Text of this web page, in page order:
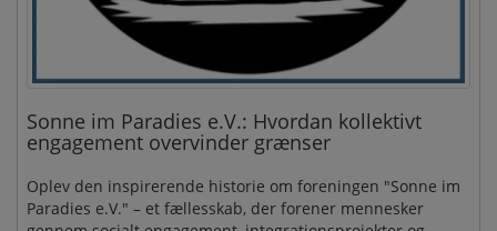
Sonne im Paradies e.V.: Hvordan kollektivt
engagement overvinder grænser
Oplev den inspirerende historie om foreningen "Sonne im
Paradies e.V." – et fællesskab, der forener mennesker